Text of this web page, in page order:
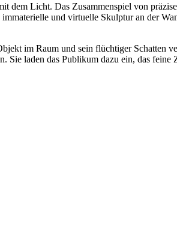
dem Licht. Das Zusammenspiel von
und virtuelle Skulptur an der
im Raum und sein flüchtiger Schatten
Sie laden das Publikum dazu ein, das